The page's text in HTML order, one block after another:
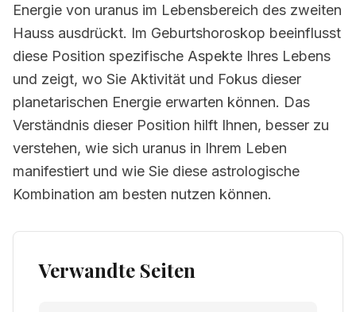
Energie von uranus im Lebensbereich des zweiten
Hauss ausdrückt. Im Geburtshoroskop beeinflusst
diese Position spezifische Aspekte Ihres Lebens
und zeigt, wo Sie Aktivität und Fokus dieser
planetarischen Energie erwarten können. Das
Verständnis dieser Position hilft Ihnen, besser zu
verstehen, wie sich uranus in Ihrem Leben
manifestiert und wie Sie diese astrologische
Kombination am besten nutzen können.
Verwandte Seiten